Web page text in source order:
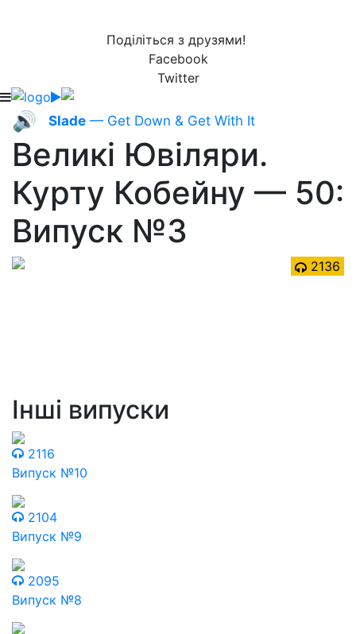
Поділіться з друзями!
Facebook
Twitter
🔊 Slade — Get Down & Get With It
Великі Ювіляри.
Курту Кобейну — 50:
Випуск №3
2136
Інші випуски
2116
Випуск №10
2104
Випуск №9
2095
Випуск №8